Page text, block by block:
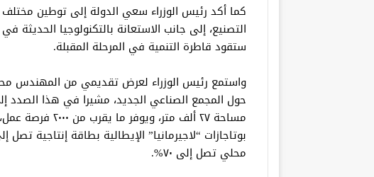
كما أكد رئيس الوزراء سعي الدولة إلى توطين
التصنيع، إلى جانب الاستعانة بالتكنولوجيا الحديثة
ستقود قاطرة التنمية في المرحلة المقبلة.
واستمع رئيس الوزراء لعرض تقديمي من المهندس
حول المجمع الصناعي الجديد، مشيرا في هذا الصدد
مساحة ٢٧ ألف متر،
محلي تصل إلى ٧٠%.